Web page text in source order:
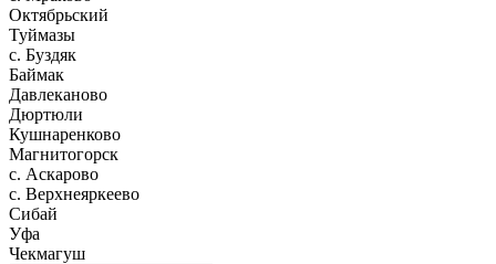
Октябрьский
Туймазы
c. Буздяк
Баймак
Давлеканово
Дюртюли
Кушнаренково
Магнитогорск
с. Аскарово
с. Верхнеяркеево
Сибай
Уфа
Чекмагуш